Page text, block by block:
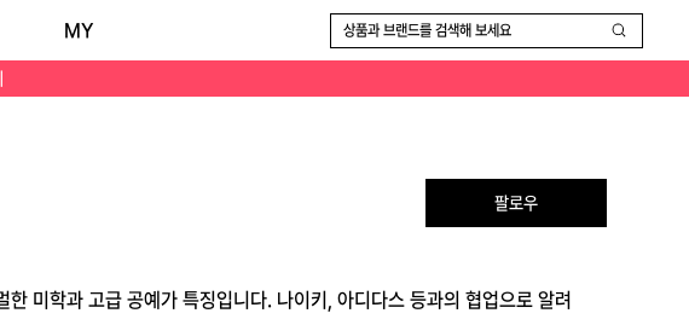
MY 상품과 브랜드를 검색해 보세요
팔로우
미학과 고급 공예가 특징입니다. 나이키, 아디다스 등과의 협업으로 알려